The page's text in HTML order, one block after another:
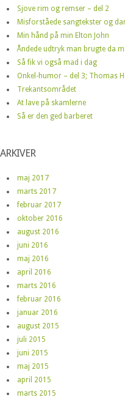
Sjove rim og remser – del 2
Misforståede sangtekster og
Min hånd på min Elton John
Åndede udtryk man brugte da
Så fik vi også mad i dag
Onkel-humor – del 3; Thomas
Trekantsområdet
At lave på skamlerne
Så er den ged barberet
ARKIVER
maj 2017
marts 2017
februar 2017
oktober 2016
august 2016
juni 2016
maj 2016
april 2016
marts 2016
februar 2016
januar 2016
august 2015
juli 2015
juni 2015
maj 2015
april 2015
marts 2015